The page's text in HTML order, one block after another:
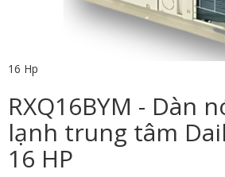
16 Hp
RXQ16BYM - Dàn
lạnh trung tâm
16 HP